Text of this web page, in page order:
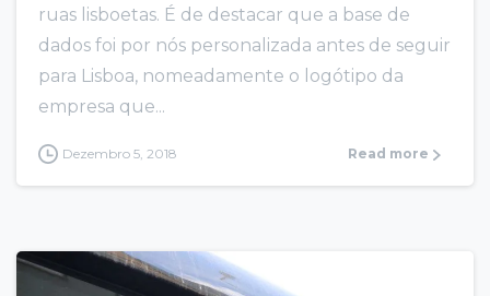
ruas lisboetas. É de destacar que a base de
dados foi por nós personalizada antes de seguir
para Lisboa, nomeadamente o logótipo da
empresa que...
Dezembro 5, 2018 Read more